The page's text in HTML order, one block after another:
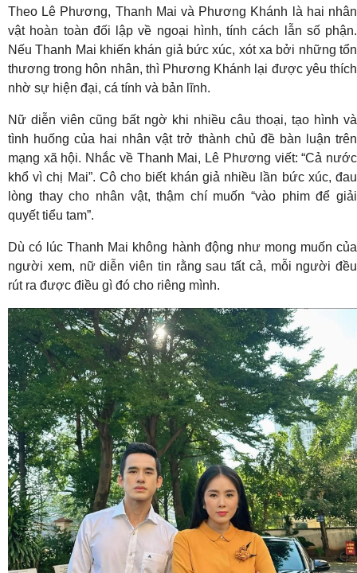
Theo Lê Phương, Thanh Mai và Phương Khánh là hai nhân
vật hoàn toàn đối lập về ngoại hình, tính cách lẫn số phận.
Nếu Thanh Mai khiến khán giả bức xúc, xót xa bởi những tổn
thương trong hôn nhân, thì Phương Khánh lại được yêu thích
nhờ sự hiện đại, cá tính và bản lĩnh.
Nữ diễn viên cũng bất ngờ khi nhiều câu thoại, tạo hình và
tình huống của hai nhân vật trở thành chủ đề bàn luận trên
mạng xã hội. Nhắc về Thanh Mai, Lê Phương viết: “Cả nước
khổ vì chị Mai”. Cô cho biết khán giả nhiều lần bức xúc, đau
lòng thay cho nhân vật, thậm chí muốn “vào phim để giải
quyết tiểu tam”.
Dù có lúc Thanh Mai không hành động như mong muốn của
người xem, nữ diễn viên tin rằng sau tất cả, mỗi người đều
rút ra được điều gì đó cho riêng mình.